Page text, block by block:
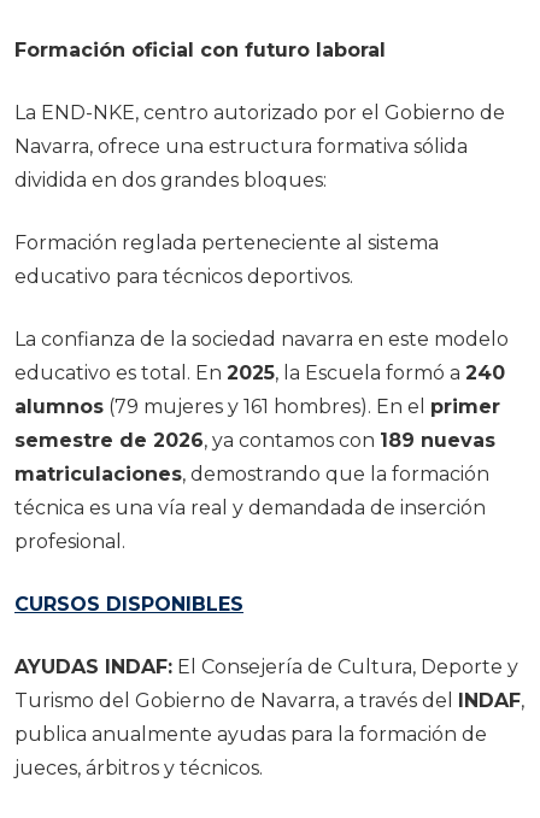
Formación oficial con futuro laboral
La END-NKE, centro autorizado por el Gobierno de
Navarra, ofrece una estructura formativa sólida
dividida en dos grandes bloques:
Formación reglada perteneciente al sistema
educativo para técnicos deportivos.
La confianza de la sociedad navarra en este modelo
educativo es total. En 2025, la Escuela formó a 240
alumnos (79 mujeres y 161 hombres). En el primer
semestre de 2026, ya contamos con 189 nuevas
matriculaciones, demostrando que la formación
técnica es una vía real y demandada de inserción
profesional.
CURSOS DISPONIBLES
AYUDAS INDAF: El Consejería de Cultura, Deporte y
Turismo del Gobierno de Navarra, a través del INDAF,
publica anualmente ayudas para la formación de
jueces, árbitros y técnicos.